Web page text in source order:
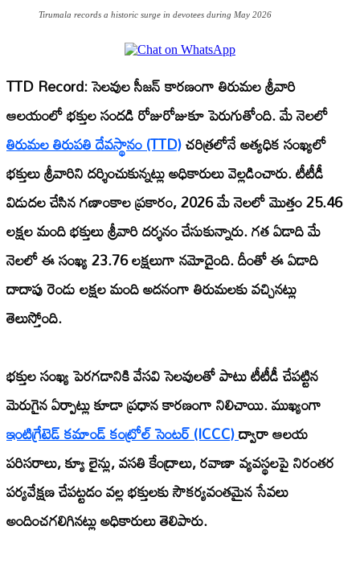
Tirumala records a historic surge in devotees during May 2026
TTD Record:సెలవుల సీజన్ కారణంగా తిరుమల శ్రీవారి
ఆలయంలో భక్తుల సందడి రోజురోజుకూ పెరుగుతోంది. మే నెలలో
తిరుమల తిరుపతి దేవస్థానం (TTD)చరిత్రలోనే అత్యధిక సంఖ్యలో
భక్తులు శ్రీవారిని దర్శించుకున్నట్లు అధికారులు వెల్లడించారు. టీటీడీ
విడుదల చేసిన గణాంకాల ప్రకారం, 2026 మే నెలలో మొత్తం 25.46
లక్షల మంది భక్తులు శ్రీవారి దర్శనం చేసుకున్నారు. గత ఏడాది మే
నెలలో ఈ సంఖ్య 23.76 లక్షలుగా నమోదైంది. దీంతో ఈ ఏడాది
దాదాపు రెండు లక్షల మంది అదనంగా తిరుమలకు వచ్చినట్లు
తెలుస్తోంది.
భక్తుల సంఖ్య పెరగడానికి వేసవి సెలవులతో పాటు టీటీడీ చేపట్టిన
మెరుగైన ఏర్పాట్లు కూడా ప్రధాన కారణంగా నిలిచాయి. ముఖ్యంగా
ఇంటిగ్రేటెడ్ కమాండ్ కంట్రోల్ సెంటర్ (ICCC)ద్వారా ఆలయ
పరిసరాలు, క్యూ లైన్లు, వసతి కేంద్రాలు, రవాణా వ్యవస్థలపై నిరంతర
పర్యవేక్షణ చేపట్టడం వల్ల భక్తులకు సౌకర్యవంతమైన సేవలు
అందించగలిగినట్లు అధికారులు తెలిపారు.